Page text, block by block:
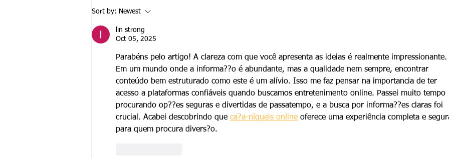
UOPECCAN - Em Execução
Sort by: Newest
lin strong
Oct 05, 2025
Parabéns pelo artigo! A clareza com que você apresenta as ideias é realmente impressionante.
Em um mundo onde a informa??o é abundante, mas a qualidade nem sempre, encontrar
conteúdo bem estruturado como este é um alívio. Isso me faz pensar na importancia de ter
acesso a plataformas confiáveis quando buscamos entretenimento online. Passei muito tempo
procurando op??es seguras e divertidas de passatempo, e a busca por informa??es claras foi
crucial. Acabei descobrindo que ca?a-níqueis online oferece uma experiência completa e
para quem procura divers?o.